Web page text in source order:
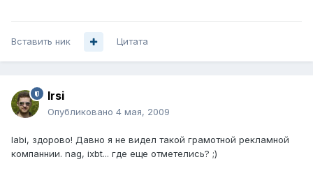
Вставить ник Цитата
Irsi
Опубликовано 4 мая, 2009
labi, здорово! Давно я не видел такой грамотной рекламной
компаннии. nag, ixbt... где еще отметелись? ;)